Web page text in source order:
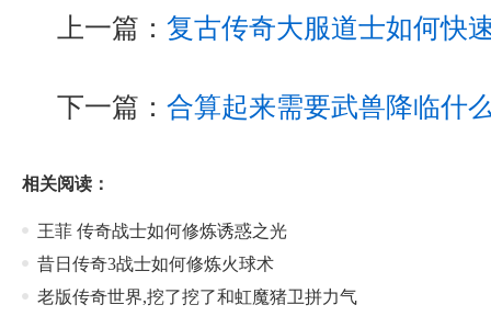
上一篇： 复古传奇大服道士如何快
下一篇： 合算起来需要武兽降临什
相关阅读：
王菲 传奇战士如何修炼诱惑之光
昔日传奇3战士如何修炼火球术
老版传奇世界,挖了挖了和虹魔猪卫拼力气